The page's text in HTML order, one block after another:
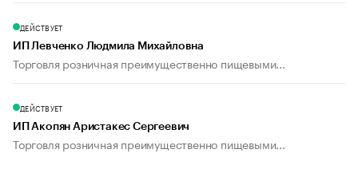
ДЕЙСТВУЕТ
ИП Левченко Людмила Михайловна
Торговля розничная преимущественно пищевыми...
ДЕЙСТВУЕТ
ИП Акопян Аристакес Сергеевич
Торговля розничная преимущественно пищевыми...